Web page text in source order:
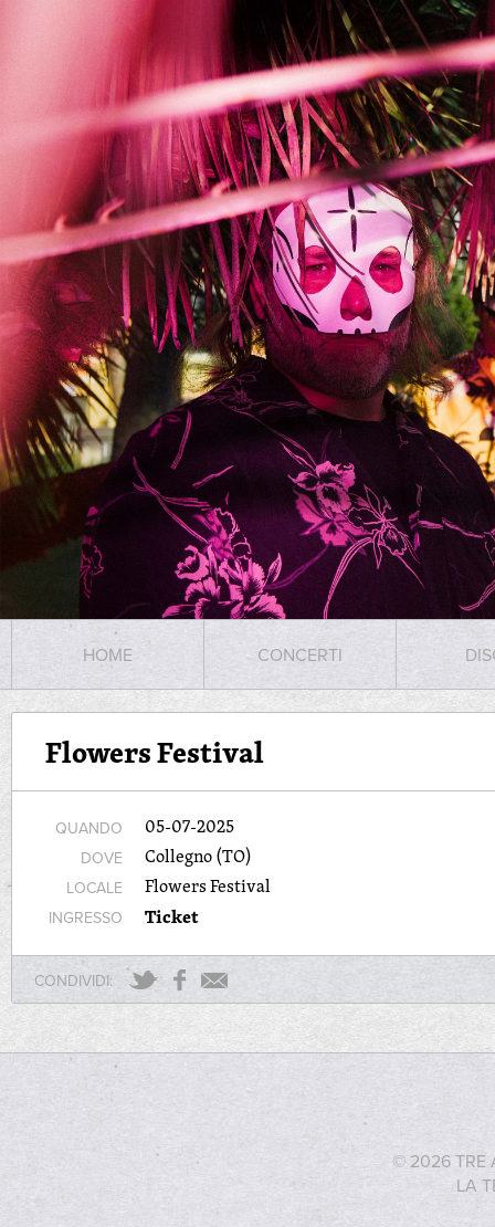
HOME CONCERTI
Flowers Festival
QUANDO 05-07-2025
DOVE Collegno (TO)
LOCALE Flowers Festival
INGRESSO Ticket
CONDIVIDI:
© 2026 TRE
LA